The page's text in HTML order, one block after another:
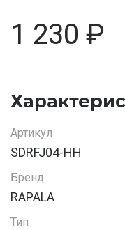
1 230 ₽
Артикул
SDRFJ04-HH
Бренд
RAPALA
Тип